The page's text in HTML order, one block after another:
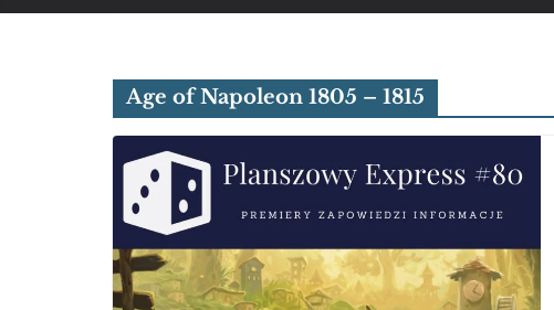
Age of Napoleon 1805 – 1815